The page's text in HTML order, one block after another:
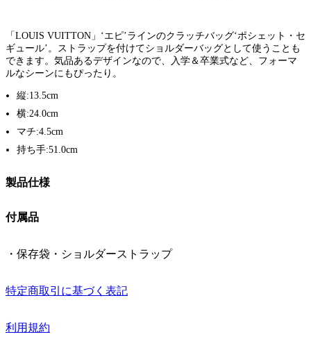
「LOUIS VUITTON」‘エピ’ラインのクラッチバッグ‘ポシェット・セ
ギュール’。ストラップを付けてショルダーバッグとして使うことも
できます。気品あるデザインなので、入学＆卒業式など、フォーマ
ルなシーンにもぴったり。
縦:13.5cm
横:24.0cm
マチ:4.5cm
持ち手:51.0cm
製品仕様
付属品
・保存袋・ショルダーストラップ
特定商取引に基づく表記
利用規約